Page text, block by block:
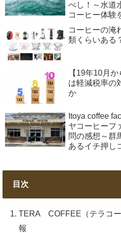
べし！～水道
コーヒー体験
コーヒーの淹
類くらいある
【19年10月
は軽減税率の
か
Itoya coffee
ヤコーヒーフ
問の感想～群
あるイチ押し
目次
TERA COFFEE（テラコ
報